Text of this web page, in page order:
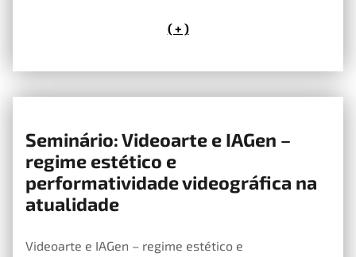
( + )
Seminário: Videoarte e IAGen –
regime estético e
performatividade videográfica na
atualidade
Videoarte e IAGen – regime estético e